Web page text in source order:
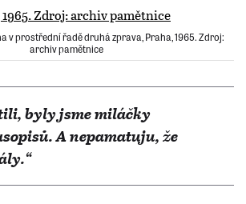
v prostřední řadě druhá zprava, Praha, 1965. Zdroj:
archiv pamětnice
byly jsme miláčky
A nepamatuju, že